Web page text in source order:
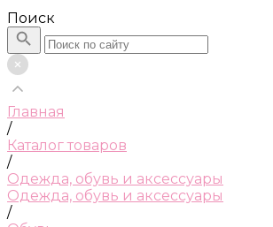
Поиск
Главная
/
Каталог товаров
/
Одежда, обувь и аксессуары
Одежда, обувь и аксессуары
/